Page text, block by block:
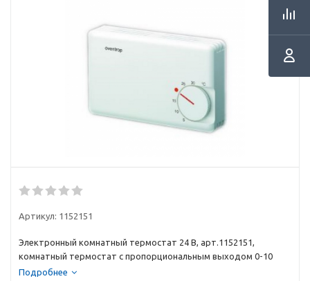
Артикул: 1152151
Электронный комнатный термостат 24 В, арт.1152151,
комнатный термостат с пропорциональным выходом 0-10
Подробнее